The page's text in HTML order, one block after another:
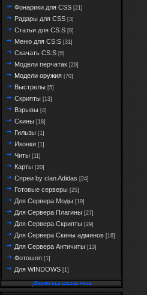
Фонарики для CSS [21]
Радары для CSS [3]
Статьи для CS:S [8]
Меню для CS:S [31]
Скачать CS:S [5]
Модели перчатак [20]
Модели оружия [70]
Выстрелы [5]
Скрипты [13]
Взрывы [4]
Скины [18]
Гильзы [1]
Иконки [1]
Читы [11]
Карты [20]
Спреи by clan Adidas [24]
Готовые серверы [25]
Для Сервера Моды [19]
Для Сервера Плагины [27]
Для Сервера Скрипты [29]
Для Сервера Скины админов [16]
Для Сервера Античиты [13]
Фотошоп [1]
Для WINDOWS [1]